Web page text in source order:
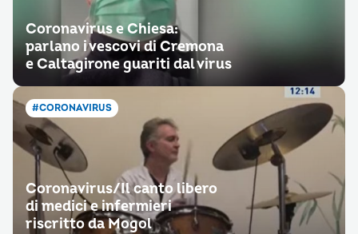
Coronavirus e Chiesa:
parlano i vescovi di Cremona
e Caltagirone guariti dal virus
#CORONAVIRUS
Coronavirus/Il canto libero
di medici e infermieri
riscritto da Mogol